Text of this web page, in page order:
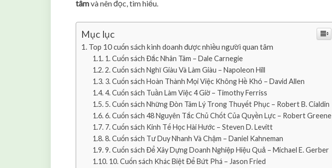
n
d
n
h
đ
ư
ợ
c
n
h
i
tâmvà nên đọc, tìm hiểu.
Mục lục
Top 10 cuốn sách kinh doanh được nhiều người quan tâm
1. Cuốn sách Đắc Nhân Tâm – Dale Carnegie
2. Cuốn sách Nghĩ Giàu Và Làm Giàu – Napoleon Hill
3. Cuốn sách Hoàn Thành Mọi Việc Không Hề Khó – David Allen
4. Cuốn sách Tuần Làm Việc 4 Giờ – Timothy Ferriss
5. Cuốn sách Những Đòn Tâm Lý Trong Thuyết Phục – Robert B. Cialdin
6. Cuốn sách 48 Nguyên Tắc Chủ Chốt Của Quyền Lực – Robert Greene
7. Cuốn sách Kinh Tế Học Hài Hước – Steven D. Levitt
8. Cuốn sách Tư Duy Nhanh Và Chậm – Daniel Kahneman
9. Cuốn sách Để Xây Dựng Doanh Nghiệp Hiệu Quả – Michael E. Gerber
10. Cuốn sách Khác Biệt Để Bứt Phá – Jason Fried